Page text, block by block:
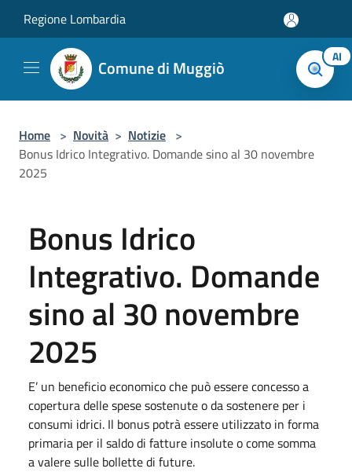
Regione Lombardia
Comune di Muggiò AI
Home > Novità > Notizie >
Bonus Idrico Integrativo. Domande sino al 30 novembre
2025
Bonus Idrico
Integrativo. Domande
sino al 30 novembre
2025
E’ un beneficio economico che può essere concesso a
copertura delle spese sostenute o da sostenere per i
consumi idrici. Il bonus potrà essere utilizzato in forma
primaria per il saldo di fatture insolute o come somma
a valere sulle bollette di future.